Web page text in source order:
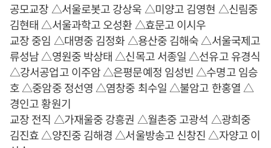
공모교장 △서울로봇고 강상욱 △미양고 김영현 △신림중
김현태 △서울과학고 오성환 △효문고 이시우
교장 중임 △대명중 김정화 △용산중 김해숙 △서울국제고
류성남 △영원중 박상태 △신목고 서종일 △선유고 유경식
△강서공업고 이주암 △은평문예정 임성빈 △수명고 임승
호 △중암중 정선영 △염창중 최수일 △불암고 한홍열 △
경인고 황원기
교장 전직 △가재울중 강흥권 △월촌중 고광석 △광희중
김진효 △양진중 김해경 △서울방송고 신창진 △자양고 이